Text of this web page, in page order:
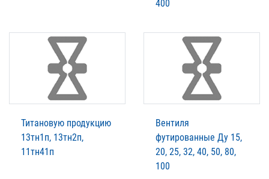
400
Титановую продукцию
13тн1п, 13тн2п,
11тн41п
Вентиля
футированные Ду 15,
20, 25, 32, 40, 50, 80,
100